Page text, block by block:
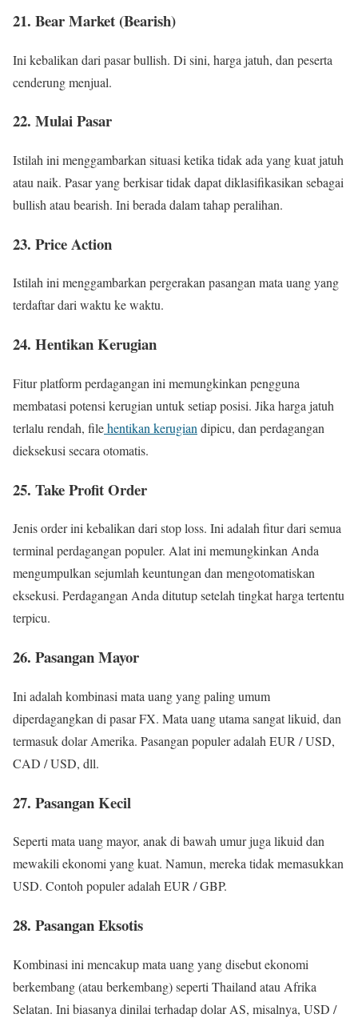
21. Bear Market (Bearish)
Ini kebalikan dari pasar bullish. Di sini, harga jatuh, dan peserta
cenderung menjual.
22. Mulai Pasar
Istilah ini menggambarkan situasi ketika tidak ada yang kuat jatuh
atau naik. Pasar yang berkisar tidak dapat diklasifikasikan sebagai
bullish atau bearish. Ini berada dalam tahap peralihan.
23. Price Action
Istilah ini menggambarkan pergerakan pasangan mata uang yang
terdaftar dari waktu ke waktu.
24. Hentikan Kerugian
Fitur platform perdagangan ini memungkinkan pengguna
membatasi potensi kerugian untuk setiap posisi. Jika harga jatuh
terlalu rendah, filehentikan kerugian dipicu, dan perdagangan
dieksekusi secara otomatis.
25. Take Profit Order
Jenis order ini kebalikan dari stop loss. Ini adalah fitur dari semua
terminal perdagangan populer. Alat ini memungkinkan Anda
mengumpulkan sejumlah keuntungan dan mengotomatiskan
eksekusi. Perdagangan Anda ditutup setelah tingkat harga tertentu
terpicu.
26. Pasangan Mayor
Ini adalah kombinasi mata uang yang paling umum
diperdagangkan di pasar FX. Mata uang utama sangat likuid, dan
termasuk dolar Amerika. Pasangan populer adalah EUR / USD,
CAD / USD, dll.
27. Pasangan Kecil
Seperti mata uang mayor, anak di bawah umur juga likuid dan
mewakili ekonomi yang kuat. Namun, mereka tidak memasukkan
USD. Contoh populer adalah EUR / GBP.
28. Pasangan Eksotis
Kombinasi ini mencakup mata uang yang disebut ekonomi
berkembang (atau berkembang) seperti Thailand atau Afrika
Selatan. Ini biasanya dinilai terhadap dolar AS, misalnya, USD /